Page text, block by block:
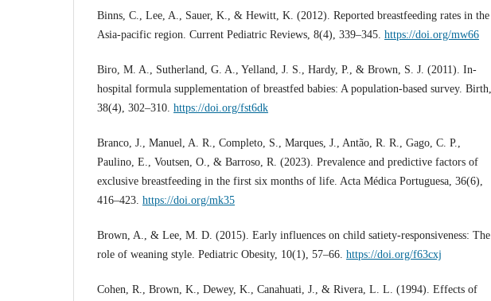
Binns, C., Lee, A., Sauer, K., & Hewitt, K. (2012). Reported breastfeeding rates in the
Asia-pacific region. Current Pediatric Reviews, 8(4), 339–345. https://doi.org/mw66
Biro, M. A., Sutherland, G. A., Yelland, J. S., Hardy, P., & Brown, S. J. (2011). In-
hospital formula supplementation of breastfed babies: A population-based survey. Birth,
38(4), 302–310. https://doi.org/fst6dk
Branco, J., Manuel, A. R., Completo, S., Marques, J., Antão, R. R., Gago, C. P.,
Paulino, E., Voutsen, O., & Barroso, R. (2023). Prevalence and predictive factors of
exclusive breastfeeding in the first six months of life. Acta Médica Portuguesa, 36(6),
416–423. https://doi.org/mk35
Brown, A., & Lee, M. D. (2015). Early influences on child satiety‐responsiveness: The
role of weaning style. Pediatric Obesity, 10(1), 57–66. https://doi.org/f63cxj
Cohen, R., Brown, K., Dewey, K., Canahuati, J., & Rivera, L. L. (1994). Effects of